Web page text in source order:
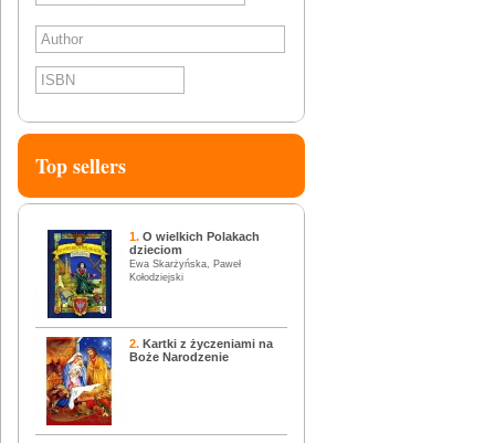
Top sellers
1. O wielkich Polakach
dzieciom
Ewa Skarżyńska, Paweł
Kołodziejski
2. Kartki z życzeniami na
Boże Narodzenie